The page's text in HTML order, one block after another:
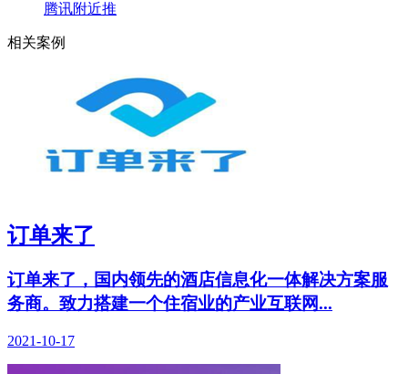
腾讯附近推
相关案例
订单来了
订单来了，国内领先的酒店信息化一体解决方案服
务商。致力搭建一个住宿业的产业互联网...
2021-10-17